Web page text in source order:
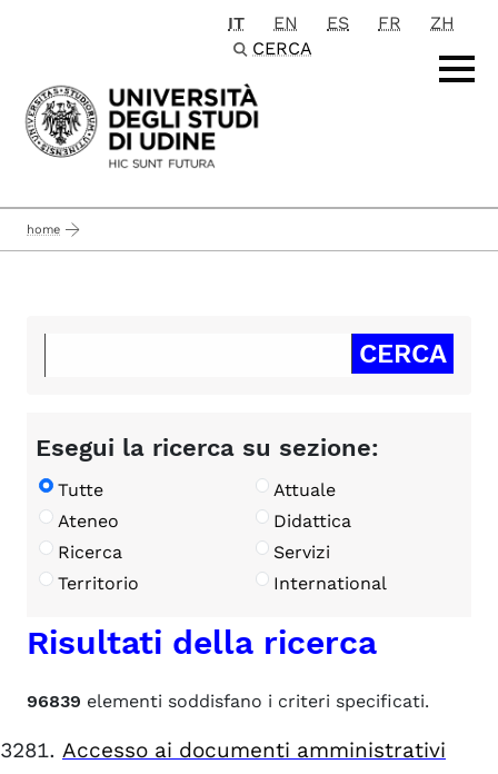
Passa al contenuto principale
IT EN ES FR
ZH
CERCA
home
Esegui la ricerca su sezione:
Tutte
Attuale
Ateneo
Didattica
Ricerca
Servizi
Territorio
International
Risultati della ricerca
96839 elementi soddisfano i criteri specificati.
Accesso ai documenti amministrativi